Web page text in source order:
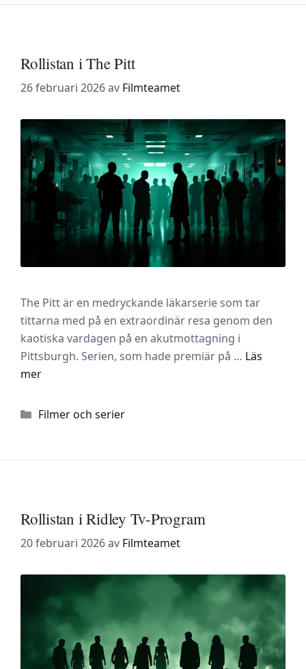
Rollistan i The Pitt
26 februari 2026av Filmteamet
The Pitt är en medryckande läkarserie som tar
tittarna med på en extraordinär resa genom den
kaotiska vardagen på en akutmottagning i
Pittsburgh. Serien, som hade premiär på … Läs
mer
Kategorier
Filmer och serier
Rollistan i Ridley Tv-Program
20 februari 2026av Filmteamet